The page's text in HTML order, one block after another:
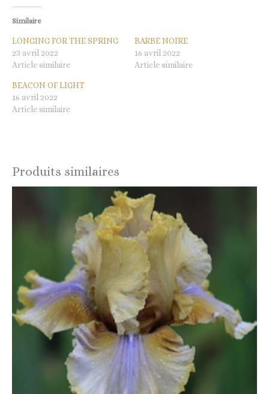
Similaire
LONGING FOR THE SPRING
23 avril 2022
Article similaire
BARBE NOIRE
16 avril 2022
Article similaire
BEACON OF LIGHT
16 avril 2022
Article similaire
Produits similaires